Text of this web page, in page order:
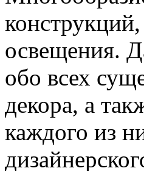
освещения.
обо всех
декора, а
каждого из